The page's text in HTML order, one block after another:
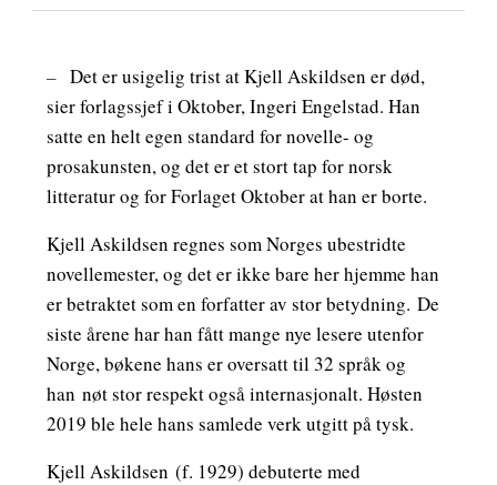
– Det er usigelig trist at Kjell Askildsen er død,
sier forlagssjef i Oktober, Ingeri Engelstad. Han
satte en helt egen standard for novelle- og
prosakunsten, og det er et stort tap for norsk
litteratur og for Forlaget Oktober at han er borte.
Kjell Askildsen regnes som Norges ubestridte
novellemester, og det er ikke bare her hjemme han
er betraktet som en forfatter av stor betydning. De
siste årene har han fått mange nye lesere utenfor
Norge, bøkene hans er oversatt til 32 språk og
han nøt stor respekt også internasjonalt. Høsten
2019 ble hele hans samlede verk utgitt på tysk.
Kjell Askildsen (f. 1929) debuterte med